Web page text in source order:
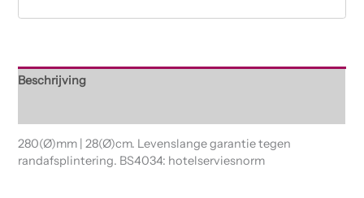
Beschrijving
280(Ø)mm | 28(Ø)cm. Levenslange garantie tegen
randafsplintering. BS4034: hotelserviesnorm